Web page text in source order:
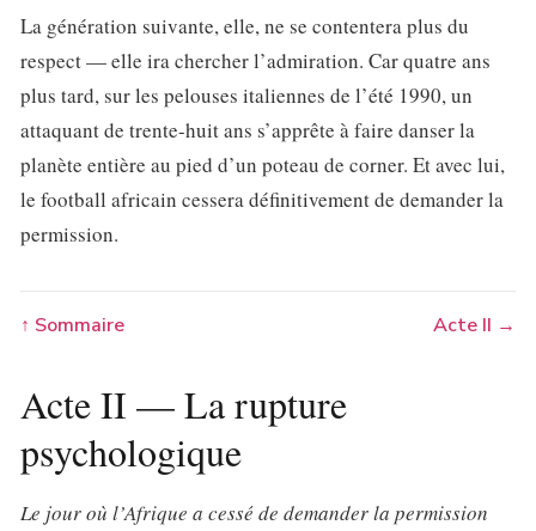
La génération suivante, elle, ne se contentera plus du
respect — elle ira chercher l’admiration. Car quatre ans
plus tard, sur les pelouses italiennes de l’été 1990, un
attaquant de trente-huit ans s’apprête à faire danser la
planète entière au pied d’un poteau de corner. Et avec lui,
le football africain cessera définitivement de demander la
permission.
↑ Sommaire Acte II →
Acte II — La rupture
psychologique
Le jour où l’Afrique a cessé de demander la permission